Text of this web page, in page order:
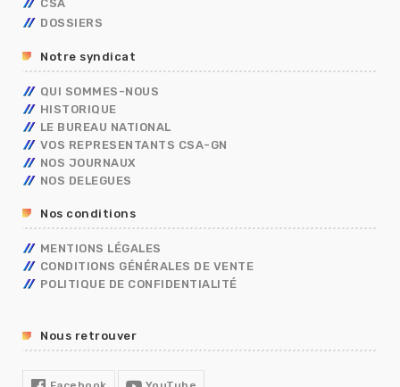
OUVRIER DE L’ETAT
CAP
CONCOURS/EXAMENS
ADMINISTRATIFS
OUVRIER DE L’ETAT
CONTRACTUELS
ASSISTANT DE SERVICE SOCIAL
CALENDRIER DE PAYE
GRILLES INDICIAIRES
PRIMES
ISS
CSA
GENDARMERIE
DOSSIERS
ELECTIONS PRO 2026
CONGÉS
DIALOGUE SOCIAL
ENTRETIEN PROFESSIONNEL
RÈGLEMENTS INTÉRIEURS
TÉLÉTRAVAIL
TEMPS DE TRAVAIL EN GENDARMERIE
FORMATION
R13
Notre syndicat
QUI SOMMES-NOUS
HISTORIQUE
LE BUREAU NATIONAL
VOS REPRESENTANTS CSA-GN
NOS JOURNAUX
NOS DELEGUES
Nos conditions
MENTIONS LÉGALES
CONDITIONS GÉNÉRALES DE VENTE
POLITIQUE DE CONFIDENTIALITÉ
Nous retrouver